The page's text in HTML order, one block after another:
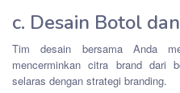
c. Desain Botol
Tim desain bersama Anda
mencerminkan citra brand dari
selaras dengan strategi branding.